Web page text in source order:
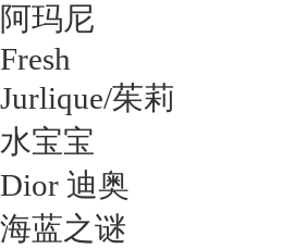
阿玛尼
Fresh
Jurlique/茱莉
水宝宝
Dior 迪奥
海蓝之谜